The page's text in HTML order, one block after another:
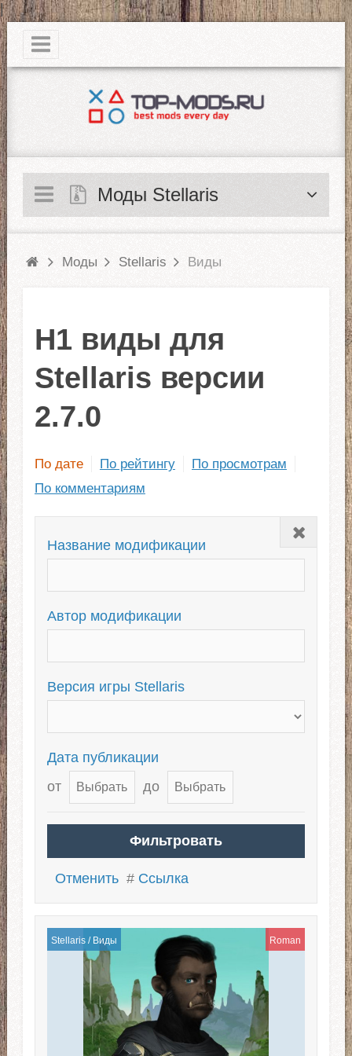
|
Моды Stellaris
Моды Stellaris Виды
H1 виды для
Stellaris версии
2.7.0
По дате По рейтингу
По просмотрам
По комментариям
Закрыть
Название модификации
Автор модификации
Версия игры Stellaris
Дата публикации
от
до
Отменить # Ссылка
Stellaris/ Виды Roman